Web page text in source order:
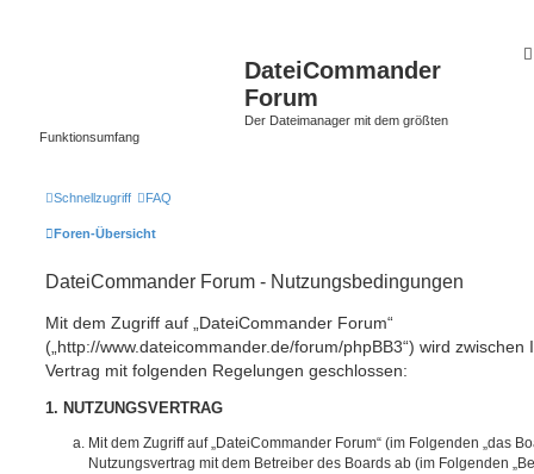
DateiCommander
Forum
Der Dateimanager mit dem größten
Funktionsumfang
Schnellzugriff FAQ
Foren-Übersicht
DateiCommander Forum - Nutzungsbedingungen
Mit dem Zugriff auf „DateiCommander Forum“
(„http://www.dateicommander.de/forum/phpBB3“) wird
Vertrag mit folgenden Regelungen geschlossen:
1. NUTZUNGSVERTRAG
Mit dem Zugriff auf „DateiCommander Forum“ (im Folgenden „das
Nutzungsvertrag mit dem Betreiber des Boards ab (im Folgenden